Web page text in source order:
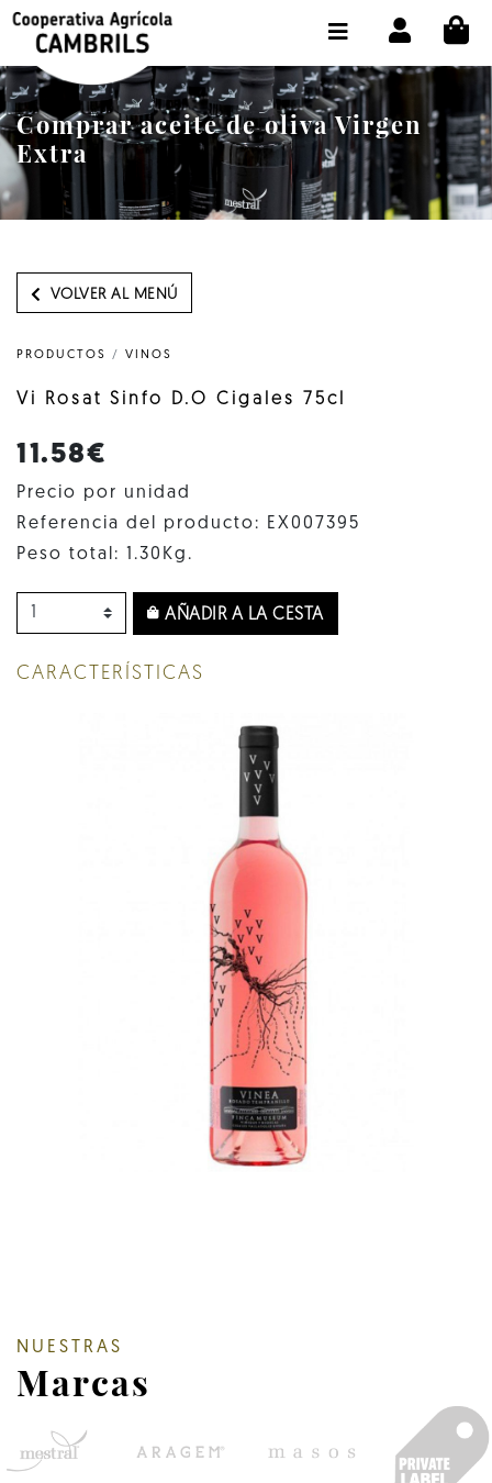
Comprar aceite de oliva Virgen
Extra
VOLVER AL MENÚ
PRODUCTOS / VINOS
Vi Rosat Sinfo D.O Cigales 75cl
11.58€
Precio por unidad
Referencia del producto: EX007395
Peso total: 1.30Kg.
AÑADIR A LA CESTA
CARACTERÍSTICAS
NUESTRAS
Marcas
TIENDA COMPRA ONLINE
LA COOPERATIVA
OLEOTOUR
PRODUCTOS
NUESTRO ACEITE
SELECCIONAR IDIOMA :